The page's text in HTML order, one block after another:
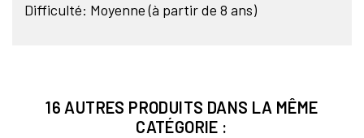
Difficulté: Moyenne (à partir de 8 ans)
16 AUTRES PRODUITS DANS LA MÊME
CATÉGORIE :